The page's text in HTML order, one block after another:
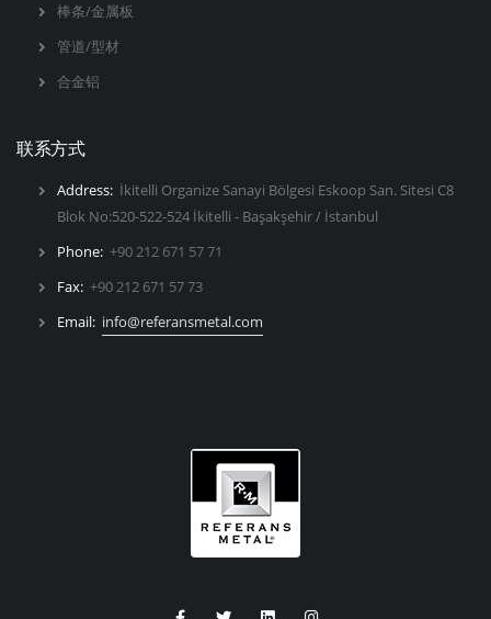
棒条/金属板
管道/型材
合金铝
联系方式
Address: İkitelli Organize Sanayi Bölgesi Eskoop San. Sitesi C8
Blok No:520-522-524 İkitelli - Başakşehir / İstanbul
Phone: +90 212 671 57 71
Fax: +90 212 671 57 73
Email: info@referansmetal.com